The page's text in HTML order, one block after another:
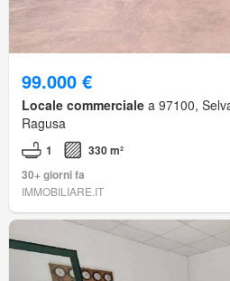
99.000 €
Locale commerciale a 97100,
Ragusa
1
330 m²
30+ giorni fa
IMMOBILIARE.IT